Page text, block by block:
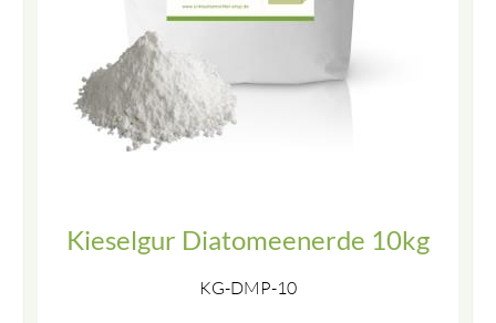
Kieselgur Diatomeenerde 10kg
KG-DMP-10